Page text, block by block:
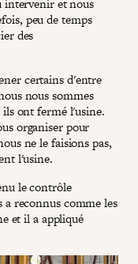
intervenir et nous
peu de temps
des
certains d'entre
nous sommes
ils ont fermé l'usine.
organiser pour
ne le faisions pas,
l'usine.
le contrôle
reconnus comme les
et il a appliqué